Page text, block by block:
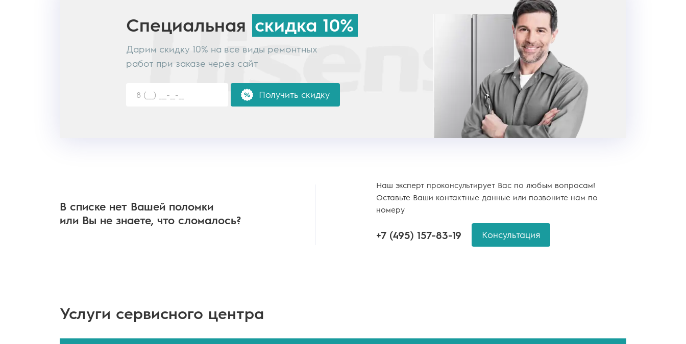
Специальная скидка 10%
Дарим скидку 10% на все виды ремонтных
работ при заказе через сайт
Получить скидку
В списке нет Вашей поломки
или Вы не знаете, что сломалось?
Наш эксперт проконсультирует Вас по любым вопросам!
Оставьте Ваши контактные данные или позвоните нам по
номеру
+7 (495) 157-83-19 Консультация
Услуги сервисного центра